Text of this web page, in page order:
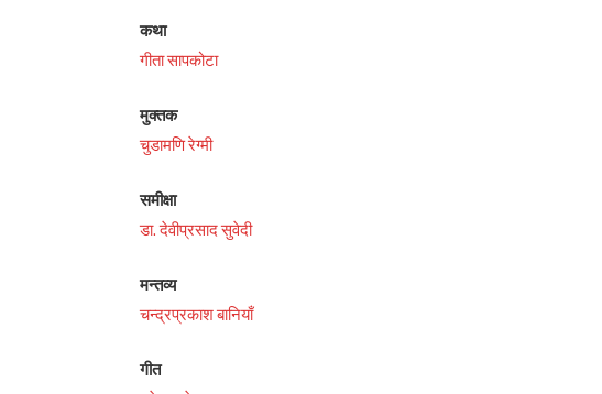
कथा
गीता सापकोटा
मुक्तक
चुडामणि रेग्मी
समीक्षा
डा. देवीप्रसाद सुवेदी
मन्तव्य
चन्द्रप्रकाश बानियाँ
गीत